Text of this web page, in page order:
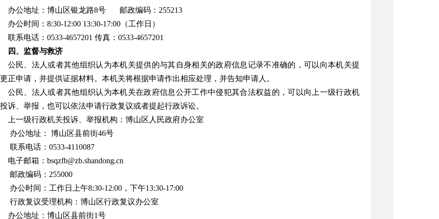
办公地址：博山区银龙路8号 邮政编码：255213
办公时间：8:30-12:00 13:30-17:00（工作日）
联系电话：0533-4657201 传真：0533-4657201
四、监督与救济
公民、法人或者其他组织认为本机关提供的与其自身相关的政府信息记录不准确的，可以向本机关提
正申请，并提供证据材料。本机关将根据申请作出相应处理，并告知申请人。
公民、法人或者其他组织认为本机关在政府信息公开工作中侵犯其合法权益的，可以向上一级行政机
诉、举报，也可以依法申请行政复议或者提起行政诉讼。
上一级行政机关投诉、举报机构：博山区人民政府办公室
办公地址： 博山区县前街46号
联系电话：0533-4110087
电子邮箱：bsqzfb@zb.shandong.cn
邮政编码：255000
办公时间：工作日上午8:30-12:00，下午13:30-17:00
行政复议受理机构：博山区行政复议办公室
办公地址：博山区县前街1号